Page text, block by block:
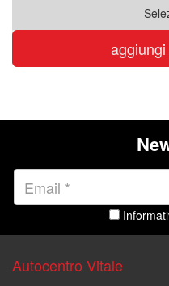
Autocentro Vitale